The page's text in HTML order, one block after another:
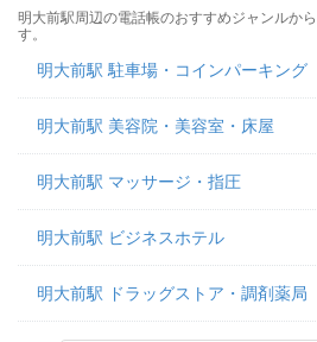
明大前駅周辺の電話帳のおすすめジャンルか
す。
明大前駅 駐車場・コインパーキング
明大前駅 美容院・美容室・床屋
明大前駅 マッサージ・指圧
明大前駅 ビジネスホテル
明大前駅 ドラッグストア・調剤薬局